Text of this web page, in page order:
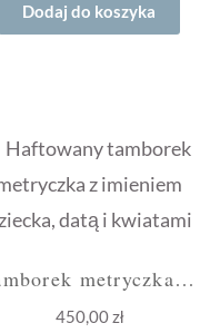
Dodaj do koszyka
Tamborek metryczka z imieniem i datą
450,00zł